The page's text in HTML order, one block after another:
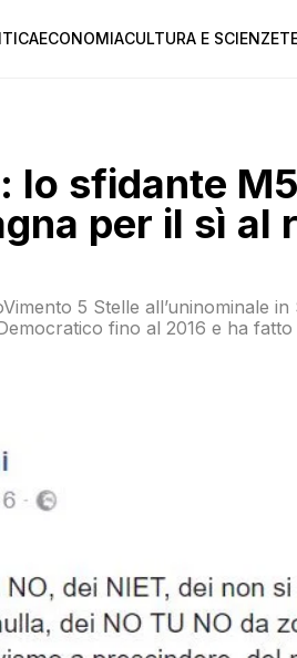
ECONOMIACULTURA E SCIENZE
lo sfidante
per il sì al
5 Stelle all’uninominale
fino al 2016 e ha